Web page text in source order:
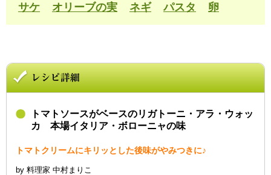
サケ オリーブの実 ネギ パスタ 卵
トマトソースがベースのリガトーニ・アラ・ウォッ
カ 本場イタリア・ボローニャの味
トマトクリームにキリッとした後味がやみつきに♪
by 料理家 中村まりこ